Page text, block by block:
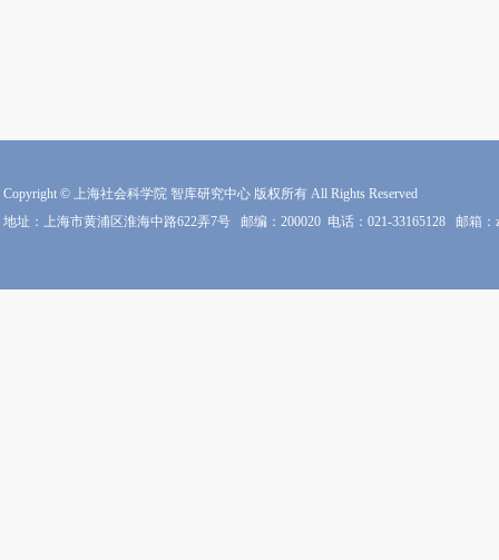
Copyright © 上海社会科学院 智库研究中心 版权所有 All Rights Reserved
地址：上海市黄浦区淮海中路622弄7号
邮编：200020 电话：021-33165128 邮箱：